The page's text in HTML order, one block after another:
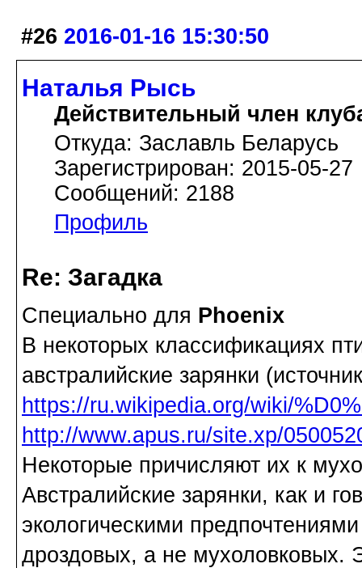
#26 2016-01-16 15:30:50
Наталья Рысь
Действительный член
Откуда: Заславль Беларусь
Зарегистрирован: 2015-05-27
Сообщений: 2188
Профиль
Re: Загадка
Специально для Phoenix
В некоторых классификациях
австралийские зарянки
https://ru.wikipedia.org/wiki/
http://www.apus.ru/site.xp/
Некоторые причисляют их к
Австралийские зарянки, как и
экологическими
дроздовых, а не мухоловковых.